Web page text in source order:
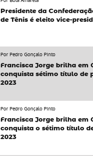
Presidente da
de Tênis é eleito vice-
Por Pedro Gonçalo Pinto
Francisca Jorge brilha em
conquista sétimo título de
2023
Por Pedro Gonçalo Pinto
Francisca Jorge brilha em
conquista o sétimo título
2023